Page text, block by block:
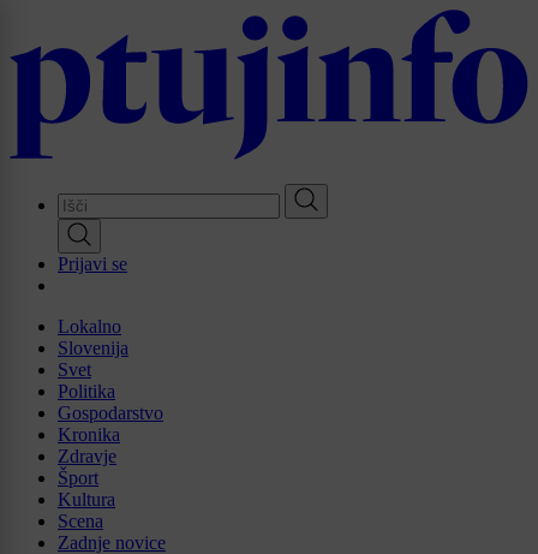
main
Prijavi se
Lokalno
Slovenija
Svet
Politika
Gospodarstvo
Kronika
Zdravje
Šport
Kultura
Scena
Zadnje novice